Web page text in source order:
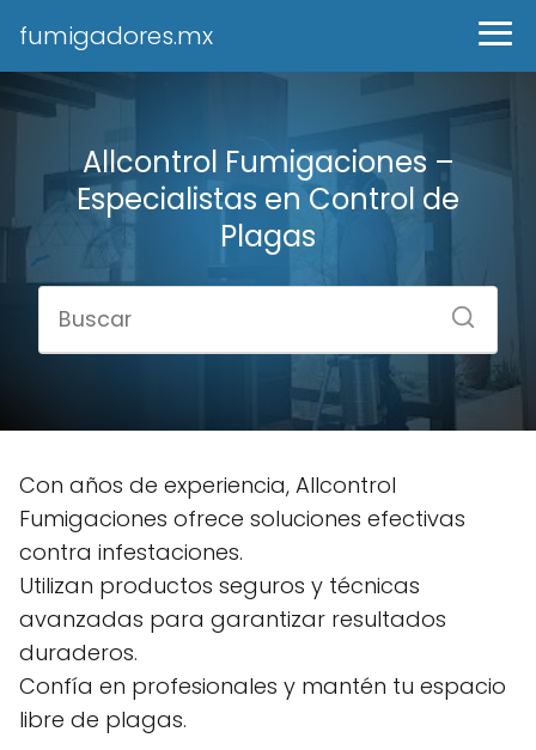
fumigadores.mx
Allcontrol Fumigaciones –
Especialistas en Control de
Plagas
Con años de experiencia, Allcontrol
Fumigaciones ofrece soluciones efectivas
contra infestaciones.
Utilizan productos seguros y técnicas
avanzadas para garantizar resultados
duraderos.
Confía en profesionales y mantén tu espacio
libre de plagas.